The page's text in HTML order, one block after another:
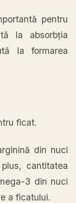
pentru
la absorbția
la formarea
ficat.
din nuci
cantitatea
3 din nuci
a ficatului.